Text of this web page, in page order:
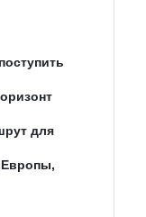
для
Европы,